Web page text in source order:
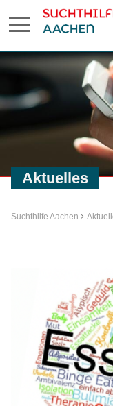
Aktuelles
Suchthilfe Aachen